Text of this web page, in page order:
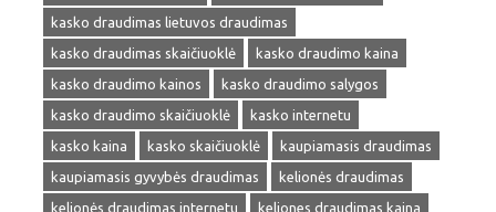
kasko draudimas lietuvos draudimas
kasko draudimas skaičiuoklė
kasko draudimo kaina
kasko draudimo kainos
kasko draudimo salygos
kasko draudimo skaičiuoklė
kasko internetu
kasko kaina
kasko skaičiuoklė
kaupiamasis draudimas
kaupiamasis gyvybės draudimas
kelionės draudimas
kelionės draudimas internetu
keliones draudimas kaina